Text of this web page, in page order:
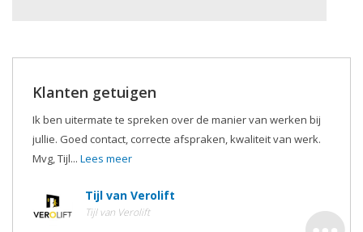
Klanten getuigen
Ik ben uitermate te spreken over de manier van werken bij
jullie. Goed contact, correcte afspraken, kwaliteit van werk.
Mvg, Tijl... Lees meer
Tijl van Verolift
Tijl van Verolift